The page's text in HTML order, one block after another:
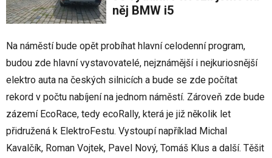
něj BMW i5
Na náměstí bude opět probíhat hlavní celodenní program,
budou zde hlavní vystavovatelé, nejznámější i nejkuriosnější
elektro auta na českých silnicích a bude se zde počítat
rekord v počtu nabíjení na jednom náměstí. Zároveň zde bude
zázemí EcoRace, tedy ecoRally, která je již několik let
přidružená k ElektroFestu. Vystoupí například Michal
Kavalčík, Roman Vojtek, Pavel Nový, Tomáš Klus a další. Těšit